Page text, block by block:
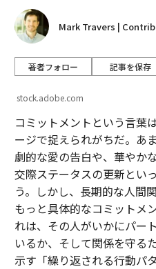
Mark Travers |
著者フォロー 記事を保存
stock.adobe.com
コミットメントという言葉
ージで捉えられがちだ。あ
劇的な愛の告白や、華やか
交際ステータスの更新とい
う。しかし、長期的な人間
もっと具体的なコミットメ
れは、その人がいかにパー
いるか、そして関係を守る
示す「繰り返される行動パ